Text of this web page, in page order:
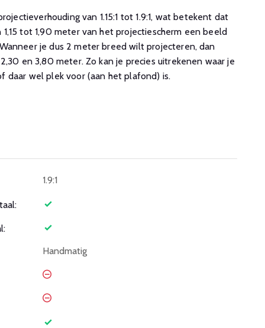
van 1.15:1 tot 1.9:1, wat betekent dat
tot 1,90 meter van het projectiescherm een beeld
je dus 2 meter breed wilt projecteren, dan
en 3,80 meter. Zo kan je precies uitrekenen waar je
daar wel plek voor (aan het plafond) is.
1.9:1
Handmatig